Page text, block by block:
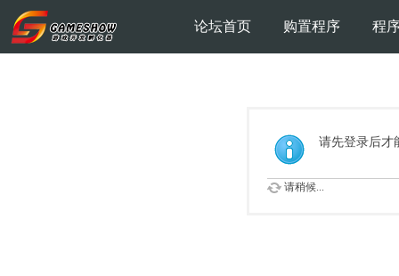
论坛首页 购置程序 程
请先登录后才
请稍候...